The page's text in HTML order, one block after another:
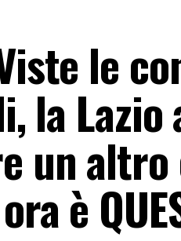
le
la Lazio
un
è